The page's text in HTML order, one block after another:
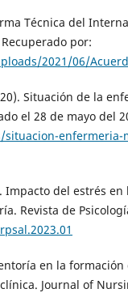
Técnica del
por:
2021/06/
Situación de la
el 28 de mayo del
enfermeria-
Impacto del estrés
Revista de
en la
Journal of